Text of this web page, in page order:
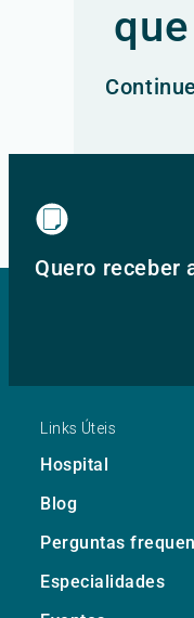
Quero receber
Links Úteis
Hospital
Blog
Perguntas
Especialidades